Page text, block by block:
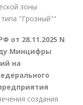
зоны
"Грозный""
от 28.11.2025 N
Минцифры
на
создания